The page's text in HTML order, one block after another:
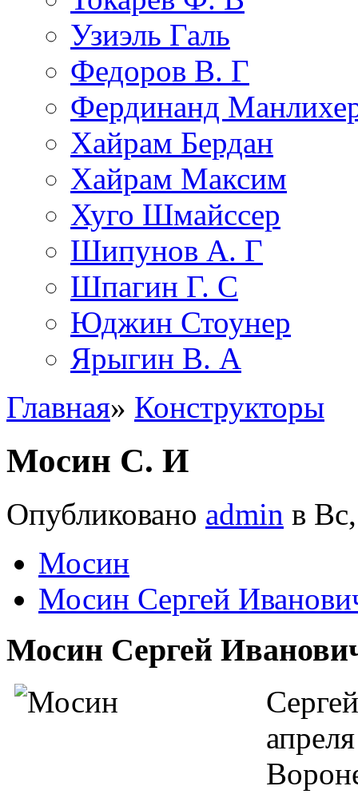
Узиэль Галь
Федоров В. Г
Фердинанд
Хайрам Бердан
Хайрам Максим
Хуго Шмайссер
Шипунов А. Г
Шпагин Г. С
Юджин Стоунер
Ярыгин В. А
Главная» Конструкторы
Мосин С. И
Опубликовано admin в
Мосин
Мосин Сергей
Мосин Сергей